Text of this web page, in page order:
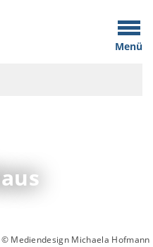
Menü
© Mediendesign Michaela Hofmann